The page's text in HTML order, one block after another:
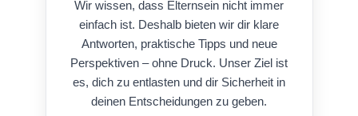
Wir wissen, dass Elternsein nicht immer
einfach ist. Deshalb bieten wir dir klare
Antworten, praktische Tipps und neue
Perspektiven – ohne Druck. Unser Ziel ist
es, dich zu entlasten und dir Sicherheit in
deinen Entscheidungen zu geben.